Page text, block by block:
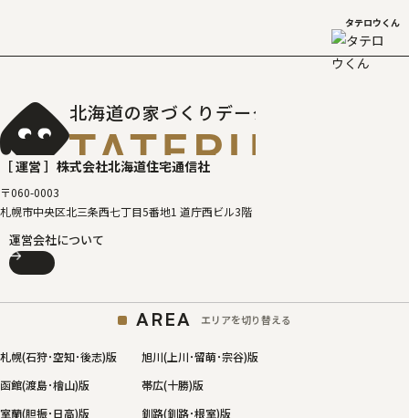
タテロウくん
北海道の家づくりデータベース
［ 運営 ］ 株式会社北海道住宅通信社
〒060-0003
札幌市中央区北三条西七丁目5番地1 道庁西ビル3階
運営会社について
AREA エリアを切り替える
札幌(石狩･空知･後志)版
旭川(上川･留萌･宗谷)版
函館(渡島･檜山)版
帯広(十勝)版
室蘭(胆振･日高)版
釧路(釧路･根室)版